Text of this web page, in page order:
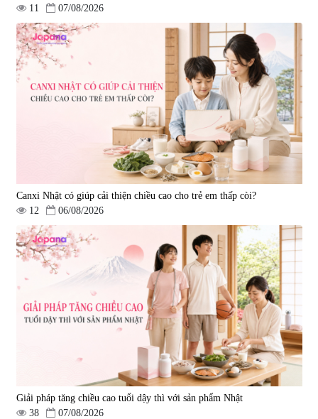
Nước uống Collagen Shinnippai
Top 5.000mg (Hộp 10 chai x
50ml)
693.000 đ
Bột Collagen Green Herb
Kirehada Collagen Powder 100
Green+ (Hộp 30 gói x 5g) - Date
12/2026
|336.320
1.290.000 đ
Bột uống trắng da, cải thiện đốm
nâu, da xỉn màu Kinohimitsu
Prowhite 8g x 30 gói
1.404.000 đ
11
07/08/2026
Canxi Nhật có giúp cải thiện chiều cao cho trẻ em thấp còi?
12
06/08/2026
Giải pháp tăng chiều cao tuổi dậy thì với sản phẩm Nhật
38
07/08/2026